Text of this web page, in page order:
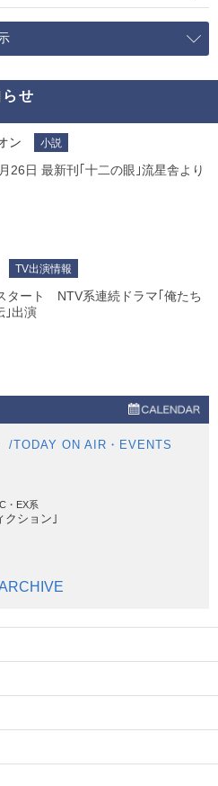
せ
ン 小説
26日 最新刊｢十二の眼｣流星舎より
TV出演情報
タート NTV系連続ドラマ｢俺たち
｣出演
/TODAY ON AIR・EVENTS
・EX系
クション｣